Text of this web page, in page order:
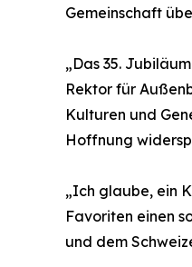
Gemeinschaft
„Das 35.
Rektor für
Kulturen und
Hoffnung
„Ich glaube, ein
Favoriten einen
und dem